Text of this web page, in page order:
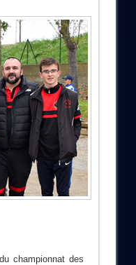
championnat des